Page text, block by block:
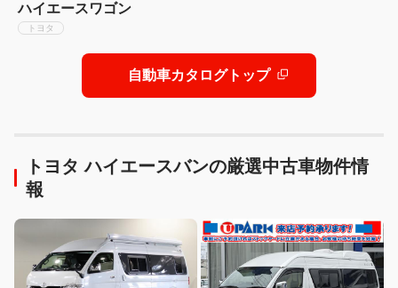
ハイエースワゴン
トヨタ
自動車カタログトップ
トヨタ ハイエースバンの厳選中古車物件情
報